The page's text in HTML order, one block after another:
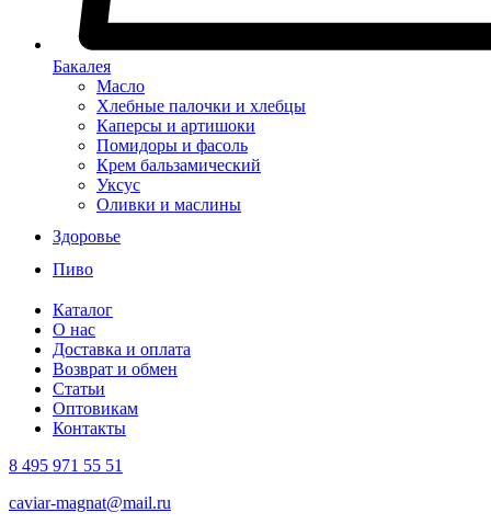
Бакалея
Масло
Хлебные палочки и хлебцы
Каперсы и артишоки
Помидоры и фасоль
Крем бальзамический
Уксус
Оливки и маслины
Здоровье
Пиво
Каталог
О нас
Доставка и оплата
Возврат и обмен
Статьи
Оптовикам
Контакты
8 495 971 55 51
caviar-magnat@mail.ru